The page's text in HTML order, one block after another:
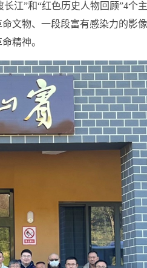
江”和“红色历史人物回顾”4个
文物、一段段富有感染力的影
精神。